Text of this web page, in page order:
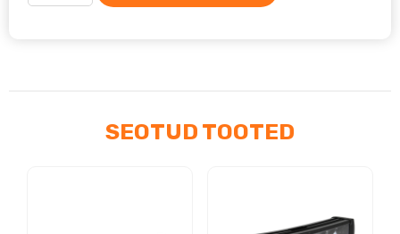
päevatuled
SEOTUD TOOTED